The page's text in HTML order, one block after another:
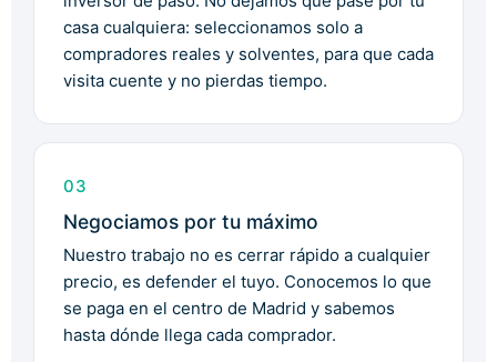
casa cualquiera: seleccionamos solo a
compradores reales y solventes, para que cada
visita cuente y no pierdas tiempo.
03
Negociamos por tu máximo
Nuestro trabajo no es cerrar rápido a cualquier
precio, es defender el tuyo. Conocemos lo que
se paga en el centro de Madrid y sabemos
hasta dónde llega cada comprador.